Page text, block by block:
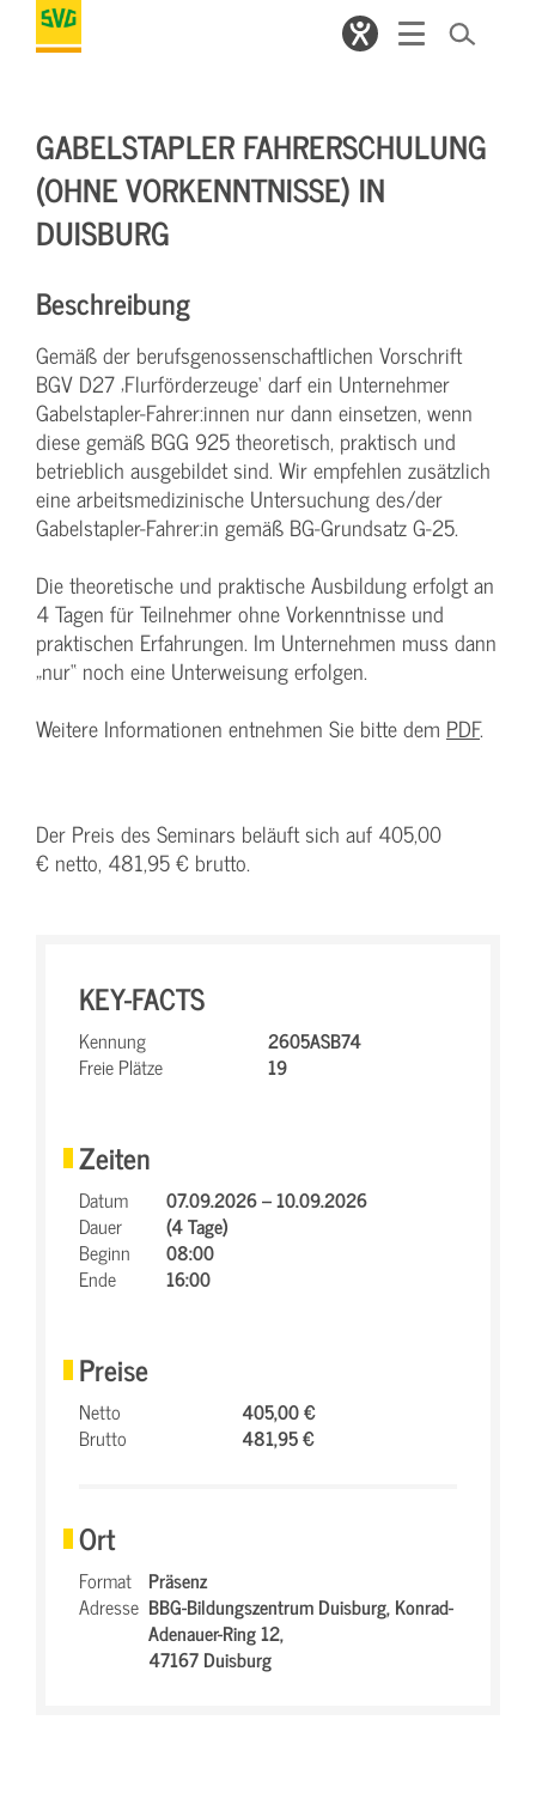
GABELSTAPLER FAHRERSCHULUNG
(OHNE VORKENNTNISSE) IN
DUISBURG
Beschreibung
Gemäß der berufsgenossenschaftlichen Vorschrift
BGV D27 ‚Flurförderzeuge‘ darf ein Unternehmer
Gabelstapler-Fahrer:innen nur dann einsetzen, wenn
diese gemäß BGG 925 theoretisch, praktisch und
betrieblich ausgebildet sind. Wir empfehlen zusätzlich
eine arbeitsmedizinische Untersuchung des/der
Gabelstapler-Fahrer:in gemäß BG-Grundsatz G-25.
Die theoretische und praktische Ausbildung erfolgt an
4 Tagen für Teilnehmer ohne Vorkenntnisse und
praktischen Erfahrungen. Im Unternehmen muss dann
„nur“ noch eine Unterweisung erfolgen.
Weitere Informationen entnehmen Sie bitte dem PDF.
Der Preis des Seminars beläuft sich auf 405,00
€ netto, 481,95 € brutto.
KEY-FACTS
Kennung
2605ASB74
Freie Plätze
19
Zeiten
Datum
07.09.2026 – 10.09.2026
Dauer
(4 Tage)
Beginn
08:00
Ende
16:00
Preise
Netto
405,00 €
Brutto
481,95 €
Ort
Format Präsenz
Adresse BBG-Bildungszentrum Duisburg,Konrad-
Adenauer-Ring 12,
47167 Duisburg